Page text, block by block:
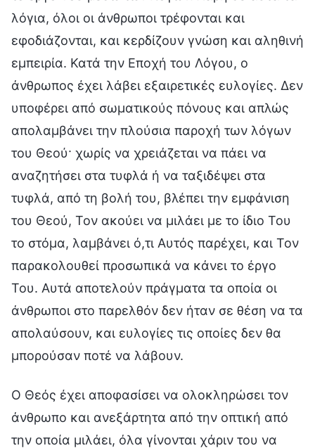
λόγια, όλοι οι άνθρωποι τρέφονται και
εφοδιάζονται, και κερδίζουν γνώση και αληθινή
εμπειρία. Κατά την Εποχή του Λόγου, ο
άνθρωπος έχει λάβει εξαιρετικές ευλογίες. Δεν
υποφέρει από σωματικούς πόνους και απλώς
απολαμβάνει την πλούσια παροχή των λόγων
του Θεού· χωρίς να χρειάζεται να πάει να
αναζητήσει στα τυφλά ή να ταξιδέψει στα
τυφλά, από τη βολή του, βλέπει την εμφάνιση
του Θεού, Τον ακούει να μιλάει με το ίδιο Του
το στόμα, λαμβάνει ό,τι Αυτός παρέχει, και Τον
παρακολουθεί προσωπικά να κάνει το έργο
Του. Αυτά αποτελούν πράγματα τα οποία οι
άνθρωποι στο παρελθόν δεν ήταν σε θέση να τα
απολαύσουν, και ευλογίες τις οποίες δεν θα
μπορούσαν ποτέ να λάβουν.
Ο Θεός έχει αποφασίσει να ολοκληρώσει τον
άνθρωπο και ανεξάρτητα από την οπτική από
την οποία μιλάει, όλα γίνονται χάριν του να